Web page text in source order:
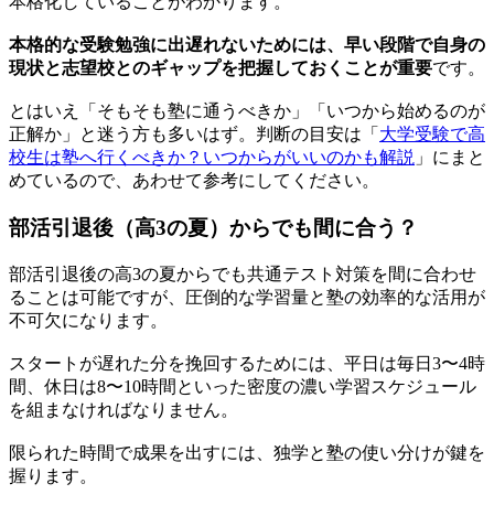
本格的な受験勉強に出遅れないためには、早い段階で自身の
現状と志望校とのギャップを把握しておくことが重要です。
とはいえ「そもそも塾に通うべきか」「いつから始めるのが
正解か」と迷う方も多いはず。判断の目安は「 大学受験で高
校生は塾へ行くべきか？いつからがいいのかも解説 」にまと
めているので、あわせて参考にしてください。
部活引退後（高3の夏）からでも間に合う？
部活引退後の高3の夏からでも共通テスト対策を間に合わせ
ることは可能ですが、圧倒的な学習量と塾の効率的な活用が
不可欠になります。
スタートが遅れた分を挽回するためには、平日は毎日3〜4時
間、休日は8〜10時間といった密度の濃い学習スケジュール
を組まなければなりません。
限られた時間で成果を出すには、独学と塾の使い分けが鍵を
握ります。